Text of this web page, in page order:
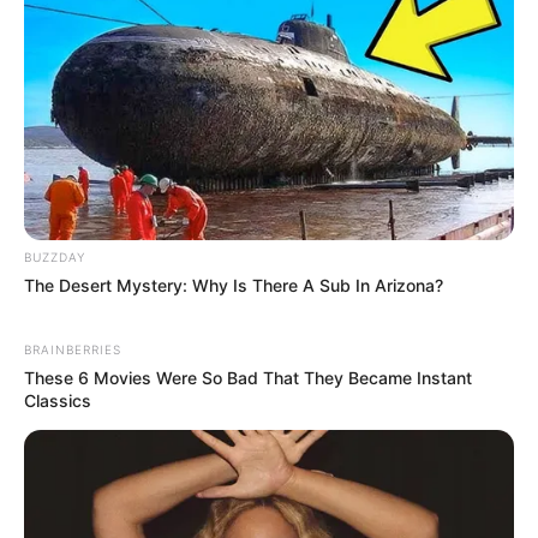
Ukuran Baju: –
Pendidikan
SMA Negeri 34 Jakarta
Universitas Bina Nusantara, S-1 Teknik Informatika
(mengundurkan diri)
Keluarga
Saudara Laki-laki: –
Saudara Perempuan: Nara Anindyaguna
Anak: Kairav Ghani Danistha, Sakha Arkaan Danistha, Altarra
Arkha Danistha
BUZZDAY
The Desert Mystery: Why Is There A Sub In Arizona?
BRAINBERRIES
These 6 Movies Were So Bad That They Became Instant
Classics